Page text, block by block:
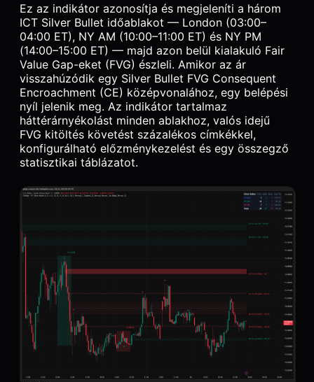
Ez az indikátor azonosítja és megjeleníti a három
ICT Silver Bullet időablakot — London (03:00–
04:00 ET), NY AM (10:00–11:00 ET) és NY PM
(14:00–15:00 ET) — majd azon belül kialakuló Fair
Value Gap-eket (FVG) észleli. Amikor az ár
visszahúzódik egy Silver Bullet FVG Consequent
Encroachment (CE) középvonalához, egy belépési
nyíl jelenik meg. Az indikátor tartalmaz
háttérárnyékolást minden ablakhoz, valós idejű
FVG kitöltés követést százalékos címkékkel,
konfigurálható előzménykezelést és egy összegző
statisztikai táblázatot.